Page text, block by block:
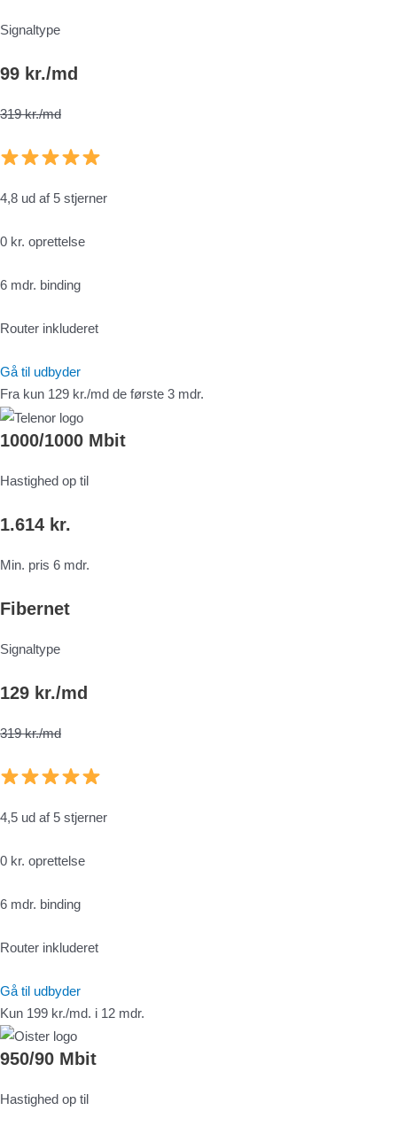
Signaltype
99 kr./md
319 kr./md
4,8 ud af 5 stjerner
0 kr. oprettelse
6 mdr. binding
Router inkluderet
Gå til udbyder
Fra kun 129 kr./md de første 3 mdr.
1000/1000 Mbit
Hastighed op til
1.614 kr.
Min. pris 6 mdr.
Fibernet
Signaltype
129 kr./md
319 kr./md
4,5 ud af 5 stjerner
0 kr. oprettelse
6 mdr. binding
Router inkluderet
Gå til udbyder
Kun 199 kr./md. i 12 mdr.
950/90 Mbit
Hastighed op til